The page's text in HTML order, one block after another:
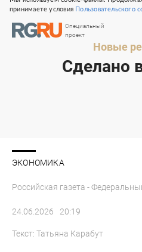
принимаете условия Пользовательского
Специальный
проект
Сделано
Новые
ЭКОНОМИКА
Российская газета -
24.06.2026 20:19
Текст: Татьяна Карабут